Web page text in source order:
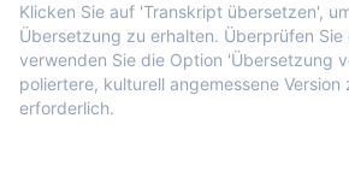
Klicken Sie auf 'Transkript übersetzen',
Übersetzung zu erhalten. Überprüfen Sie
verwenden Sie die Option 'Übersetzung
poliertere, kulturell angemessene Version
erforderlich.